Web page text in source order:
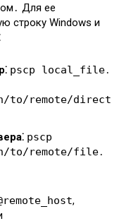
Для ее
строку Windows и
pscp local_file․
to/remote/direct
pscp
to/remote/file․
,